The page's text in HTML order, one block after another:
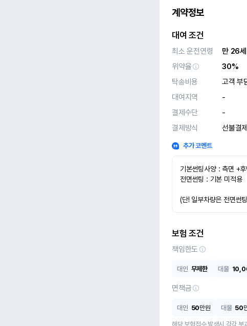
계약정보
대여 조건
최소 운전연령
만 26
위약율
30%
탁송비용
고객 부
대여지역
-
결제수단
-
결제방식
선불결제
추가 코멘트
기본썬팅사양 : 측면 +
전면썬팅 : 기본 미적용
(단! 일부차량은 전면썬
보험 조건
책임한도
대인 무제한 대물
면책금
대인 50만원 대물 50
해당 보험접수 발생시 각각 부